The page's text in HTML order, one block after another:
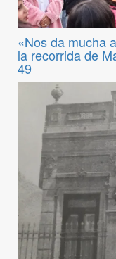
«Nos da mucha
la recorrida de
49